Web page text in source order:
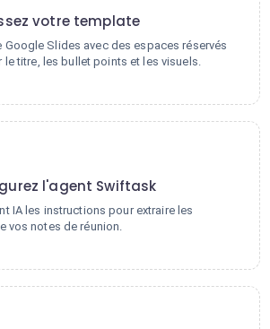
votre template
Google Slides avec des espaces réservés
titre, les bullet points et les visuels.
l'agent Swiftask
IA les instructions pour extraire les
vos notes de réunion.